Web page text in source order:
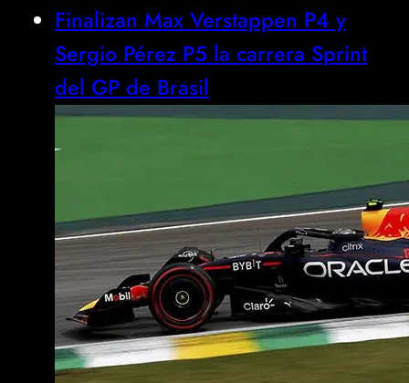
Finalizan Max Verstappen P4 y
Sergio Pérez P5 la carrera Sprint
del GP de Brasil